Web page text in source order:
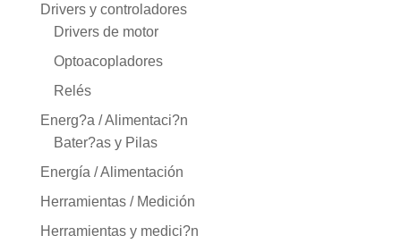
Drivers y controladores
Drivers de motor
Optoacopladores
Relés
Energ?a / Alimentaci?n
Bater?as y Pilas
Energía / Alimentación
Herramientas / Medición
Herramientas y medici?n